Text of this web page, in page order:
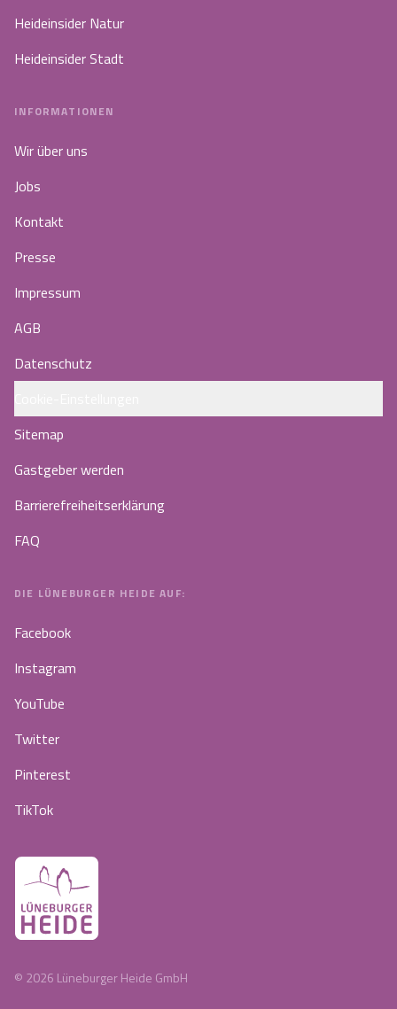
Heideinsider Natur
Heideinsider Stadt
INFORMATIONEN
Wir über uns
Jobs
Kontakt
Presse
Impressum
AGB
Datenschutz
Sitemap
Gastgeber werden
Barrierefreiheitserklärung
FAQ
DIE LÜNEBURGER HEIDE AUF:
Facebook
Instagram
YouTube
Twitter
Pinterest
TikTok
© 2026 Lüneburger Heide GmbH